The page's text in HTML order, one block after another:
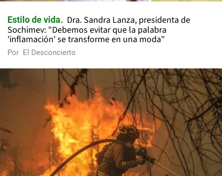
Estilo de vida
Dra. Sandra Lanza, presidenta de
Sochimev: "Debemos evitar que la palabra
'inflamación' se transforme en una moda"
Por El Desconcierto